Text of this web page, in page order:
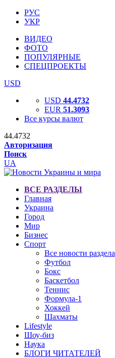
РУС
УКР
ВИДЕО
ФОТО
ПОПУЛЯРНЫЕ
СПЕЦПРОЕКТЫ
USD
USD 44.4732
EUR 51.3093
Все курсы валют
44.4732
Авторизация
Поиск
UA
ВСЕ РАЗДЕЛЫ
Главная
Украина
Город
Мир
Бизнес
Спорт
Все новости раздела
Футбол
Бокс
Баскетбол
Теннис
Формула-1
Хоккей
Шахматы
Lifestyle
Шоу-биз
Наука
БЛОГИ ЧИТАТЕЛЕЙ